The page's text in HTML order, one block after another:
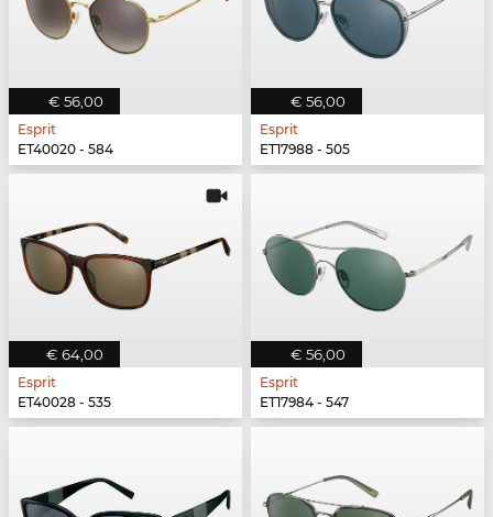
€ 56,00
Esprit
ET40020 - 584
€ 56,00
Esprit
ET17988 - 505
€ 64,00
Esprit
ET40028 - 535
€ 56,00
Esprit
ET17984 - 547